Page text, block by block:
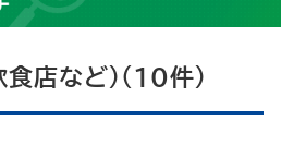
店など)（10件）